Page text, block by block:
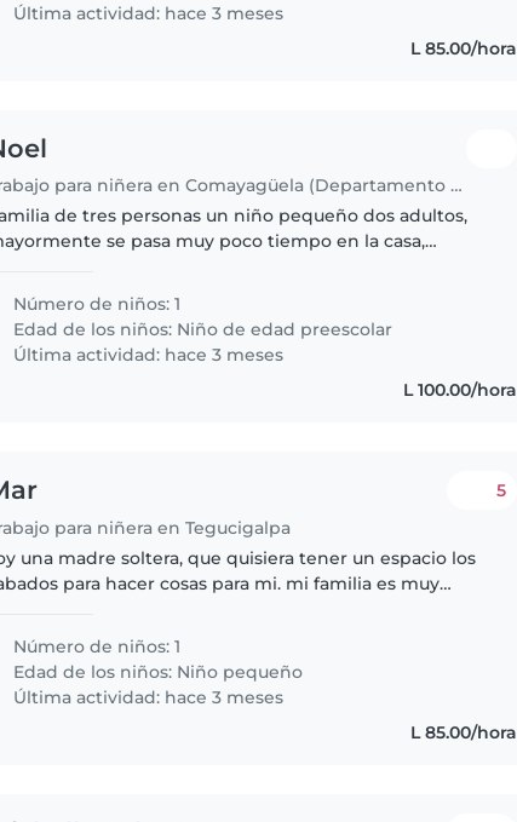
Última actividad: hace 3 meses
L 85.00/hora
Trabajo para niñera en Comayagüela (Departamento de Francisco Morazán)
de tres personas un niño pequeño dos adultos,
se pasa muy poco tiempo en la casa,
ayude con aus tareas..
Número de niños: 1
Edad de los niños: Niño de edad preescolar
Última actividad: hace 3 meses
L 100.00/hora
para niñera en Tegucigalpa
5
una madre soltera, que quisiera tener un espacio los
para hacer cosas para mi. mi familia es muy
Número de niños: 1
Edad de los niños: Niño pequeño
Última actividad: hace 3 meses
L 85.00/hora